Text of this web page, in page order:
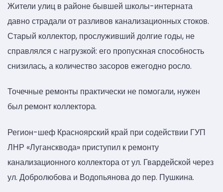
Жители улиц в районе бывшей школы-интерната
давно страдали от разливов канализационных стоков.
Старый коллектор, прослуживший долгие годы, не
справлялся с нагрузкой: его пропускная способность
снизилась, а количество засоров ежегодно росло.
Точечные ремонты практически не помогали, нужен
был ремонт коллектора.
Регион-шеф Красноярский край при содействии ГУП
ЛНР «Лугансквода» приступил к ремонту
канализационного коллектора от ул. Гвардейской через
ул. Добролюбова и Водопьянова до пер. Пушкина.